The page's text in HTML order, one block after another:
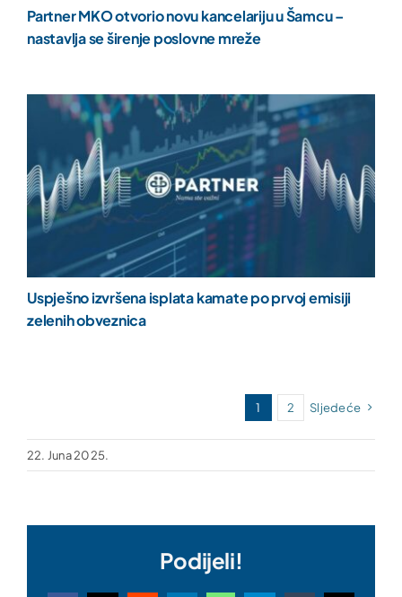
Partner MKO otvorio novu kancelariju u Šamcu –
nastavlja se širenje poslovne mreže
Uspješno izvršena isplata kamate po prvoj emisiji
zelenih obveznica
1 2 Sljedeće
22. Juna 2025.
Podijeli!